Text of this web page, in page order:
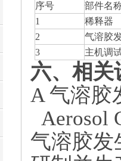
序号
部件名
1
稀释器
2
气溶胶
3
主机调
六、相关
A 气溶胶
Aerosol
气溶胶发